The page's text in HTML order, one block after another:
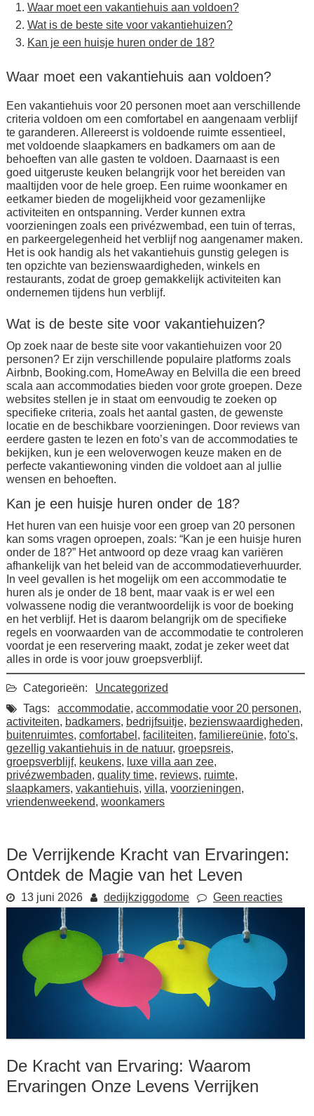
Waar moet een vakantiehuis aan voldoen?
Wat is de beste site voor vakantiehuizen?
Kan je een huisje huren onder de 18?
Waar moet een vakantiehuis aan voldoen?
Een vakantiehuis voor 20 personen moet aan verschillende
criteria voldoen om een comfortabel en aangenaam verblijf
te garanderen. Allereerst is voldoende ruimte essentieel,
met voldoende slaapkamers en badkamers om aan de
behoeften van alle gasten te voldoen. Daarnaast is een
goed uitgeruste keuken belangrijk voor het bereiden van
maaltijden voor de hele groep. Een ruime woonkamer en
eetkamer bieden de mogelijkheid voor gezamenlijke
activiteiten en ontspanning. Verder kunnen extra
voorzieningen zoals een privézwembad, een tuin of terras,
en parkeergelegenheid het verblijf nog aangenamer maken.
Het is ook handig als het vakantiehuis gunstig gelegen is
ten opzichte van bezienswaardigheden, winkels en
restaurants, zodat de groep gemakkelijk activiteiten kan
ondernemen tijdens hun verblijf.
Wat is de beste site voor vakantiehuizen?
Op zoek naar de beste site voor vakantiehuizen voor 20
personen? Er zijn verschillende populaire platforms zoals
Airbnb, Booking.com, HomeAway en Belvilla die een breed
scala aan accommodaties bieden voor grote groepen. Deze
websites stellen je in staat om eenvoudig te zoeken op
specifieke criteria, zoals het aantal gasten, de gewenste
locatie en de beschikbare voorzieningen. Door reviews van
eerdere gasten te lezen en foto’s van de accommodaties te
bekijken, kun je een weloverwogen keuze maken en de
perfecte vakantiewoning vinden die voldoet aan al jullie
wensen en behoeften.
Kan je een huisje huren onder de 18?
Het huren van een huisje voor een groep van 20 personen
kan soms vragen oproepen, zoals: “Kan je een huisje huren
onder de 18?” Het antwoord op deze vraag kan variëren
afhankelijk van het beleid van de accommodatieverhuurder.
In veel gevallen is het mogelijk om een accommodatie te
huren als je onder de 18 bent, maar vaak is er wel een
volwassene nodig die verantwoordelijk is voor de boeking
en het verblijf. Het is daarom belangrijk om de specifieke
regels en voorwaarden van de accommodatie te controleren
voordat je een reservering maakt, zodat je zeker weet dat
alles in orde is voor jouw groepsverblijf.
Categorieën:
Uncategorized
Tags:
accommodatie, accommodatie voor 20 personen,
activiteiten, badkamers, bedrijfsuitje, bezienswaardigheden,
buitenruimtes, comfortabel , faciliteiten, familiereünie, foto's,
gezellig vakantiehuis in de natuur, groepsreis,
groepsverblijf, keukens, luxe villa aan zee,
privézwembaden, quality time, reviews, ruimte,
slaapkamers, vakantiehuis, villa, voorzieningen,
vriendenweekend, woonkamers
De Verrijkende Kracht van Ervaringen:
Ontdek de Magie van het Leven
13 juni 2026 dedijkziggodome Geen reacties
De Kracht van Ervaring: Waarom
Ervaringen Onze Levens Verrijken